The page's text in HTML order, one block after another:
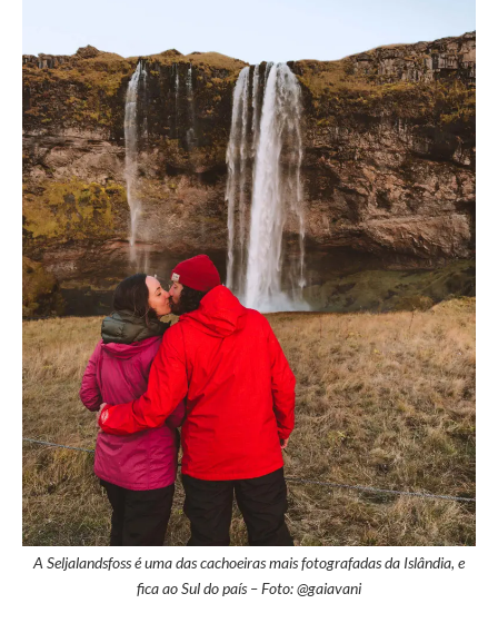
A Seljalandsfoss é uma das cachoeiras mais fotografadas da Islândia, e
fica ao Sul do país – Foto: @gaiavani